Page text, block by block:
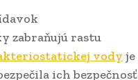
zabraňujú rastu
vody je
ich bezpečnosť